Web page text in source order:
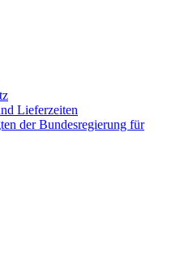
Lieferzeiten
der Bundesregierung für